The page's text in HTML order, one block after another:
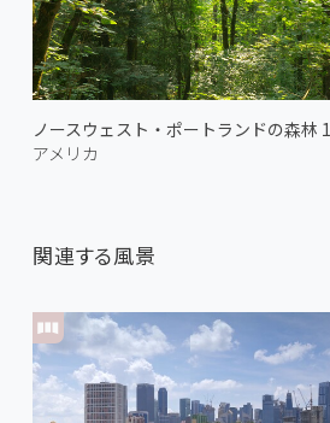
ノースウェスト・ポートランドの森林 1
アメリカ
関連する風景